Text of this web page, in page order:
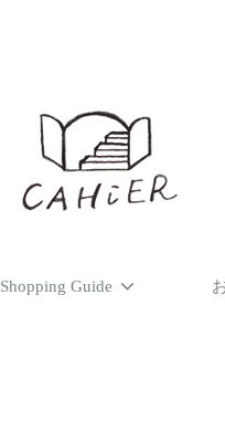
Shopping Guide